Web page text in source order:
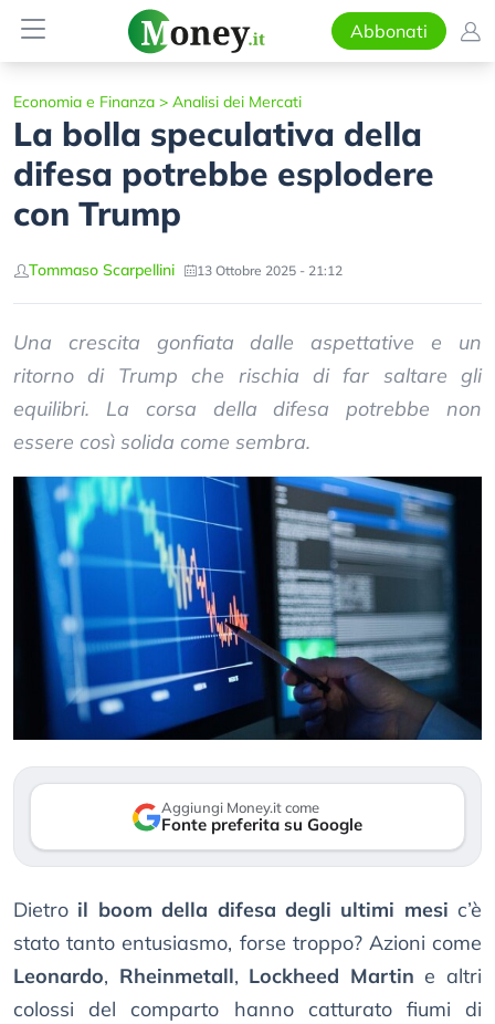
Abbonati
Economia e Finanza > Analisi dei Mercati
La bolla speculativa della
difesa potrebbe esplodere
con Trump
Tommaso Scarpellini 13 Ottobre 2025 - 21:12
Una crescita gonfiata dalle aspettative e un
ritorno di Trump che rischia di far saltare gli
equilibri. La corsa della difesa potrebbe non
essere così solida come sembra.
Aggiungi Money.it come
Fonte preferita su Google
Dietro il boom della difesa degli ultimi mesi c’è
stato tanto entusiasmo, forse troppo? Azioni come
Leonardo, Rheinmetall, Lockheed Martin e altri
colossi del comparto hanno catturato fiumi di